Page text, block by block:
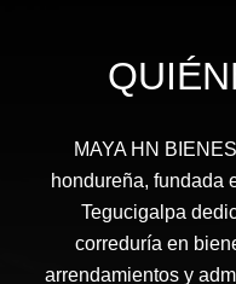
MAYA HN
hondureña, fundada
Tegucigalpa
correduría en
arrendamientos y